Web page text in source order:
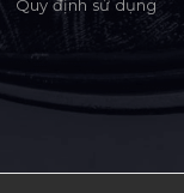
Quy định sử dụng